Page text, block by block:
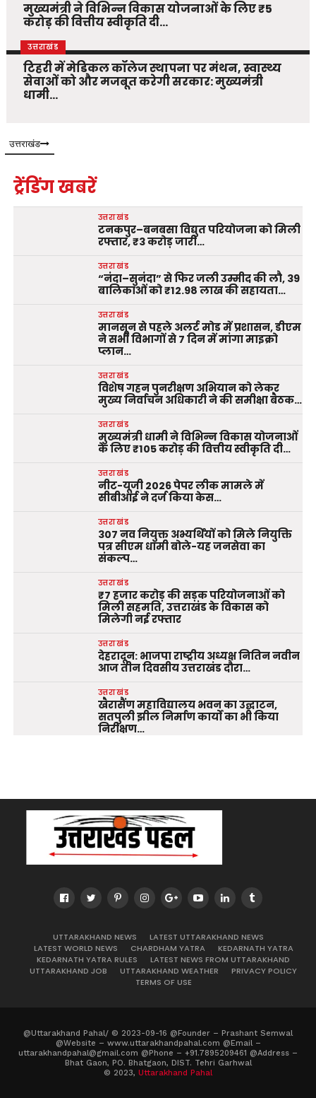
मुख्यमंत्री ने विभिन्न विकास योजनाओं के लिए ₹5
करोड़ की वित्तीय स्वीकृति दी…
उत्तराखंड
टिहरी में मेडिकल कॉलेज स्थापना पर मंथन, स्वास्थ्य
सेवाओं को और मजबूत करेगी सरकार: मुख्यमंत्री
धामी…
उत्तराखंड
ट्रेंडिंग खबरें
उत्तराखंड
टनकपुर–बनबसा विद्युत परियोजना को मिली
रफ्तार, ₹3 करोड़ जारी…
उत्तराखंड
“नंदा–सुनंदा” से फिर जली उम्मीद की लौ, 39
बालिकाओं को ₹12.98 लाख की सहायता…
उत्तराखंड
मानसून से पहले अलर्ट मोड में प्रशासन, डीएम
ने सभी विभागों से 7 दिन में मांगा माइक्रो
प्लान…
उत्तराखंड
विशेष गहन पुनरीक्षण अभियान को लेकर
मुख्य निर्वाचन अधिकारी ने की समीक्षा बैठक…
उत्तराखंड
मुख्यमंत्री धामी ने विभिन्न विकास योजनाओं
के लिए ₹105 करोड़ की वित्तीय स्वीकृति दी…
उत्तराखंड
नीट-यूजी 2026 पेपर लीक मामले में
सीबीआई ने दर्ज किया केस…
उत्तराखंड
307 नव नियुक्त अभ्यर्थियों को मिले नियुक्ति
पत्र सीएम धामी बोले-यह जनसेवा का
संकल्प…
उत्तराखंड
₹7 हजार करोड़ की सड़क परियोजनाओं को
मिली सहमति, उत्तराखंड के विकास को
मिलेगी नई रफ्तार
उत्तराखंड
देहरादून: भाजपा राष्ट्रीय अध्यक्ष नितिन नवीन
आज तीन दिवसीय उत्तराखंड दौरा…
उत्तराखंड
खैरासैंण महाविद्यालय भवन का उद्घाटन,
सतपुली झील निर्माण कार्यों का भी किया
निरीक्षण…
UTTARAKHAND NEWS
LATEST UTTARAKHAND NEWS
LATEST WORLD NEWS
CHARDHAM YATRA
KEDARNATH YATRA
KEDARNATH YATRA RULES
LATEST NEWS FROM UTTARAKHAND
UTTARAKHAND JOB
UTTARAKHAND WEATHER
PRIVACY POLICY
TERMS OF USE
@Uttarakhand Pahal/ © 2023-09-16 @Founder – Prashant Semwal
@Website – www.uttarakhandpahal.com @Email –
uttarakhandpahal@gmail.com @Phone – +91.7895209461 @Address –
Bhat Gaon, PO. Bhatgaon, DIST. Tehri Garhwal
© 2023, Uttarakhand Pahal